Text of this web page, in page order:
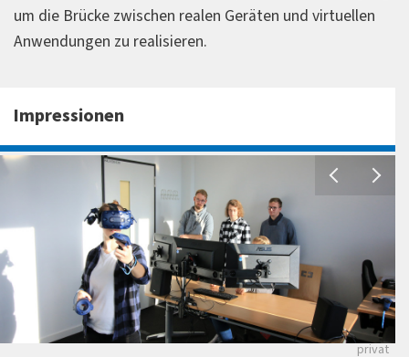
um die Brücke zwischen realen Geräten und virtuellen
Anwendungen zu realisieren.
Impressionen
privat